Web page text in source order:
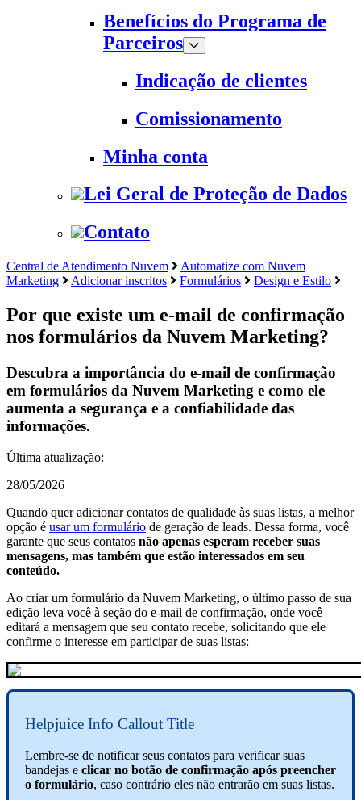
Benefícios do Programa de
Parceiros
Indicação de clientes
Comissionamento
Minha conta
Lei Geral de Proteção de Dados
Contato
Central de Atendimento Nuvem
Automatize com Nuvem
Marketing
Adicionar inscritos Formulários Design e Estilo
Por que existe um e-mail de confirmação
nos formulários da Nuvem Marketing?
Descubra a importância do e-mail de confirmação
em formulários da Nuvem Marketing e como ele
aumenta a segurança e a confiabilidade das
informações.
Última atualização:
28/05/2026
Quando quer adicionar contatos de qualidade às suas listas, a melhor
opção é usar um formulário de geração de leads. Dessa forma, você
garante que seus contatos não apenas esperam receber suas
mensagens, mas também que estão interessados em seu
conteúdo.
Ao criar um formulário da Nuvem Marketing, o último passo de sua
edição leva você à seção do e-mail de confirmação, onde você
editará a mensagem que seu contato recebe, solicitando que ele
confirme o interesse em participar de suas listas:
Helpjuice Info Callout Title
Lembre-se de notificar seus contatos para verificar suas
bandejas e clicar no botão de confirmação após preencher
o formulário, caso contrário eles não entrarão em suas listas.